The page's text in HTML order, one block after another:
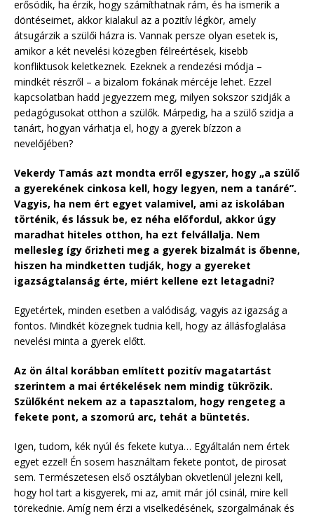
erősödik, ha érzik, hogy számíthatnak rám, és ha ismerik a
döntéseimet, akkor kialakul az a pozitív légkör, amely
átsugárzik a szülői házra is. Vannak persze olyan esetek is,
amikor a két nevelési közegben félreértések, kisebb
konfliktusok keletkeznek. Ezeknek a rendezési módja –
mindkét részről – a bizalom fokának mércéje lehet. Ezzel
kapcsolatban hadd jegyezzem meg, milyen sokszor szidják a
pedagógusokat otthon a szülők. Márpedig, ha a szülő szidja a
tanárt, hogyan várhatja el, hogy a gyerek bízzon a
nevelőjében?
Vekerdy Tamás azt mondta erről egyszer, hogy „a szülő
a gyerekének cinkosa kell, hogy legyen, nem a tanáré”.
Vagyis, ha nem ért egyet valamivel, ami az iskolában
történik, és lássuk be, ez néha előfordul, akkor úgy
maradhat hiteles otthon, ha ezt felvállalja. Nem
mellesleg így őrizheti meg a gyerek bizalmát is őbenne,
hiszen ha mindketten tudják, hogy a gyereket
igazságtalanság érte, miért kellene ezt letagadni?
Egyetértek, minden esetben a valódiság, vagyis az igazság a
fontos. Mindkét közegnek tudnia kell, hogy az állásfoglalása
nevelési minta a gyerek előtt.
Az ön által korábban említett pozitív magatartást
szerintem a mai értékelések nem mindig tükrözik.
Szülőként nekem az a tapasztalom, hogy rengeteg a
fekete pont, a szomorú arc, tehát a büntetés.
Igen, tudom, kék nyúl és fekete kutya… Egyáltalán nem értek
egyet ezzel! Én sosem használtam fekete pontot, de pirosat
sem. Természetesen első osztályban okvetlenül jelezni kell,
hogy hol tart a kisgyerek, mi az, amit már jól csinál, mire kell
törekednie. Amíg nem érzi a viselkedésének, szorgalmának és